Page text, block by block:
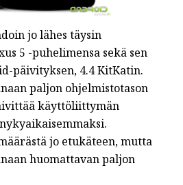
jo lähes täysin
5 -puhelimensa sekä sen
päivityksen, 4.4 KitKatin.
paljon ohjelmistotason
käyttöliittymän
jo etukäteen, mutta
huomattavan paljon